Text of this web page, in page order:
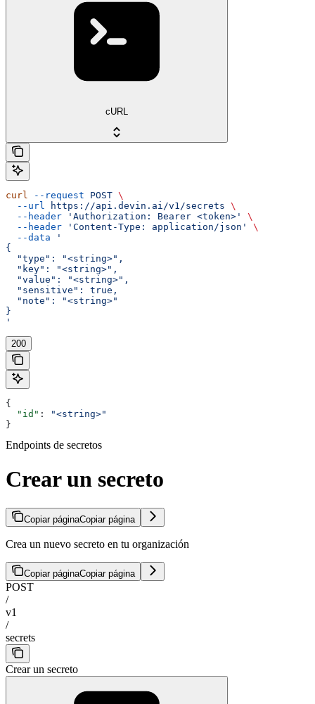
cURL
curl --request POST \
  --url
https://api.devin.ai/v1/secrets \
  --header
'Authorization: Bearer <token>'
\
  --header
'Content-Type: application/json'
\
  --data
'
{
  "type": "<string>",
  "key": "<string>",
  "value": "<string>",
  "sensitive": true,
  "note": "<string>"
}
'
200
{
  "id"
:
"<string>"
}
Endpoints de secretos
Crear un secreto
Copiar páginaCopiar página
Crea un nuevo secreto en tu organización
Copiar páginaCopiar página
POST
/
v1
/
secrets
Crear un secreto